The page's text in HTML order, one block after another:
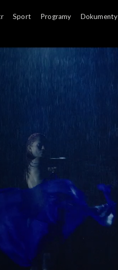
Sport Programy Dokumenty